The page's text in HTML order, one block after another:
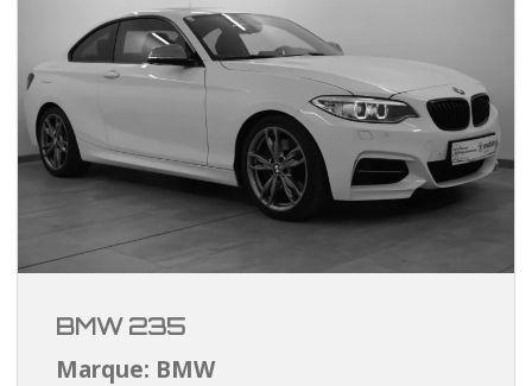
BMW 235
Marque: BMW